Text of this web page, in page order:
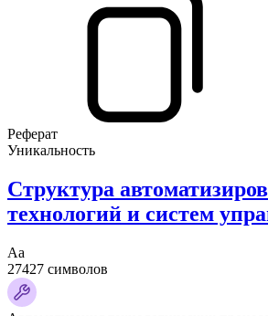
Реферат
Уникальность
Структура
технологий и систем
Аа
27427 символов